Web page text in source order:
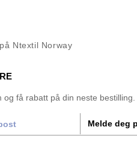
på Ntextil Norway
og få rabatt på din neste bestilling.
Melde deg